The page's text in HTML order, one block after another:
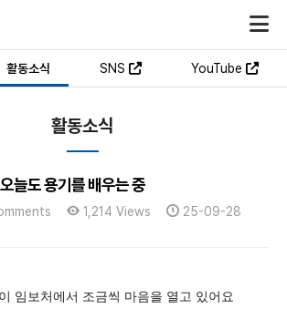
활동소식 SNS YouTube
활동소식
늘도 용기를 배우는 중
1,214 Views
25-09-28
임보처에서 조금씩 마음을 열고 있어요